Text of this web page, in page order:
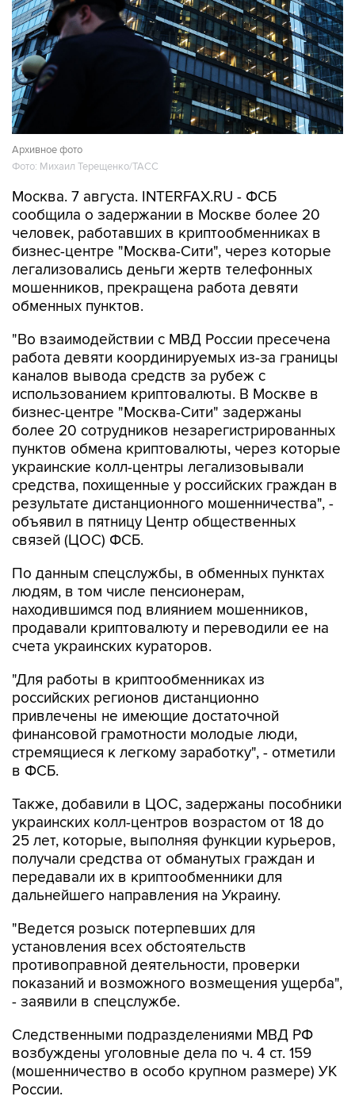
Архивное фото
Фото: Михаил Терещенко/ТАСС
Москва. 7 августа. INTERFAX.RU - ФСБ
сообщила о задержании в Москве более 20
человек, работавших в криптообменниках в
бизнес-центре "Москва-Сити", через которые
легализовались деньги жертв телефонных
мошенников, прекращена работа девяти
обменных пунктов.
"Во взаимодействии с МВД России пресечена
работа девяти координируемых из-за границы
каналов вывода средств за рубеж с
использованием криптовалюты. В Москве в
бизнес-центре "Москва-Сити" задержаны
более 20 сотрудников незарегистрированных
пунктов обмена криптовалюты, через которые
украинские колл-центры легализовывали
средства, похищенные у российских граждан в
результате дистанционного мошенничества", -
объявил в пятницу Центр общественных
связей (ЦОС) ФСБ.
По данным спецслужбы, в обменных пунктах
людям, в том числе пенсионерам,
находившимся под влиянием мошенников,
продавали криптовалюту и переводили ее на
счета украинских кураторов.
"Для работы в криптообменниках из
российских регионов дистанционно
привлечены не имеющие достаточной
финансовой грамотности молодые люди,
стремящиеся к легкому заработку", - отметили
в ФСБ.
Также, добавили в ЦОС, задержаны пособники
украинских колл-центров возрастом от 18 до
25 лет, которые, выполняя функции курьеров,
получали средства от обманутых граждан и
передавали их в криптообменники для
дальнейшего направления на Украину.
"Ведется розыск потерпевших для
установления всех обстоятельств
противоправной деятельности, проверки
показаний и возможного возмещения ущерба",
- заявили в спецслужбе.
Следственными подразделениями МВД РФ
возбуждены уголовные дела по ч. 4 ст. 159
(мошенничество в особо крупном размере) УК
России.